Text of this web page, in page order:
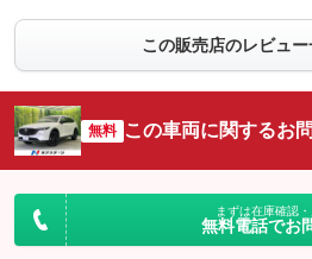
この販売店のレビュ
無料 この車両に関するお
まずは在庫確認
無料電話でお